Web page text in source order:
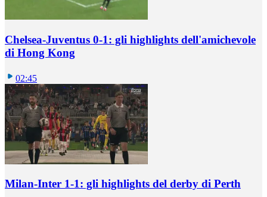
Chelsea-Juventus 0-1: gli highlights dell'amichevole
di Hong Kong
02:45
Milan-Inter 1-1: gli highlights del derby di Perth